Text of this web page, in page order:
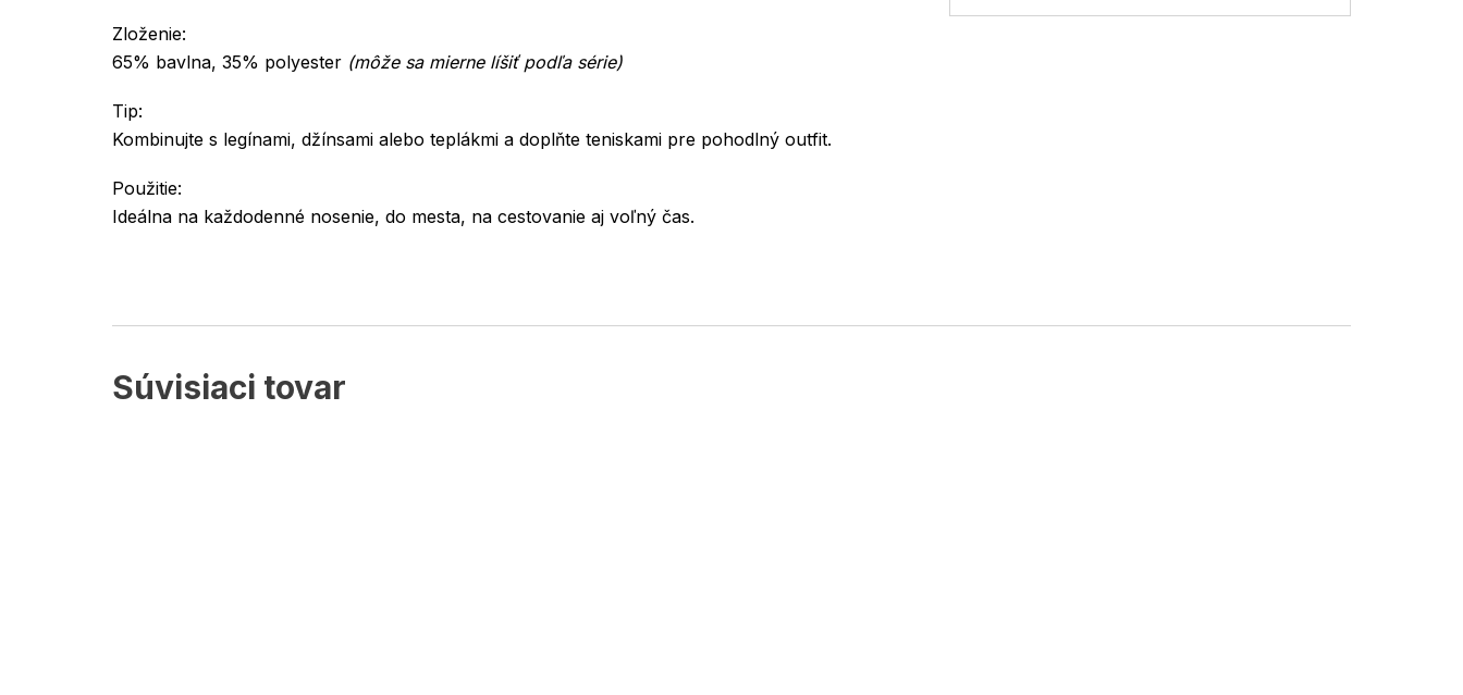
Súvisiaci tovar
Zloženie:
65% bavlna, 35% polyester (môže sa mierne líšiť podľa série)
Tip:
Kombinujte s legínami, džínsami alebo teplákmi a doplňte teniskami pre pohodlný outfit.
Použitie:
Ideálna na každodenné nosenie, do mesta, na cestovanie aj voľný čas.